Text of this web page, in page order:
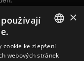
CZECH
×
cookie ke zlepšení
webových stránek